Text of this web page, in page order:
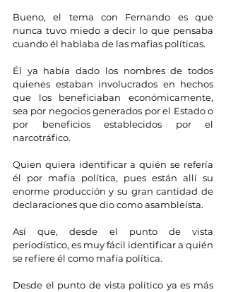
Bueno, el tema con Fernando es que
nunca tuvo miedo a decir lo que pensaba
cuando él hablaba de las mafias políticas.
Él ya había dado los nombres de todos
quienes estaban involucrados en hechos
que los beneficiaban económicamente,
sea por negocios generados por el Estado o
por beneficios establecidos por el
narcotráfico.
Quien quiera identificar a quién se refería
él por mafia política, pues están allí su
enorme producción y su gran cantidad de
declaraciones que dio como asambleísta.
Así que, desde el punto de vista
periodístico, es muy fácil identificar a quién
se refiere él como mafia política.
Desde el punto de vista político ya es más